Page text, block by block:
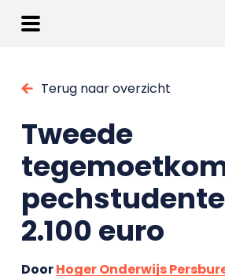
Terug naar overzicht
Tweede
2.100 euro
DoorHoger Onderwijs